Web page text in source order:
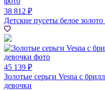
38 812 ₽
Детские пусеты белое
45 139 ₽
Золотые серьги Vesna с
девочки